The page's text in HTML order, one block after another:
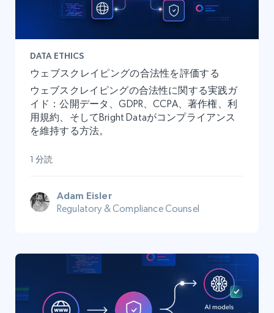
DATA ETHICS
ウェブスクレイピングの合法性を評価する
ウェブスクレイピングの合法性に関する実践ガ
イド：公開データ、GDPR、CCPA、著作権、利
用規約、そしてBright Dataがコンプライアンス
を維持する方法。
1 分読
Adam Eisler
Regulatory & Compliance Counsel